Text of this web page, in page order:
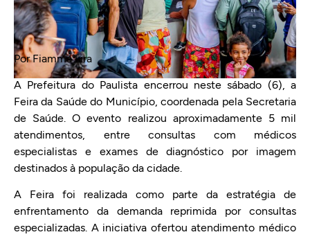
Por Fiamma Lira
A Prefeitura do Paulista encerrou neste sábado (6), a
Feira da Saúde do Município, coordenada pela Secretaria
de Saúde. O evento realizou aproximadamente 5 mil
atendimentos, entre consultas com médicos
especialistas e exames de diagnóstico por imagem
destinados à população da cidade.
A Feira foi realizada como parte da estratégia de
enfrentamento da demanda reprimida por consultas
especializadas. A iniciativa ofertou atendimento médico